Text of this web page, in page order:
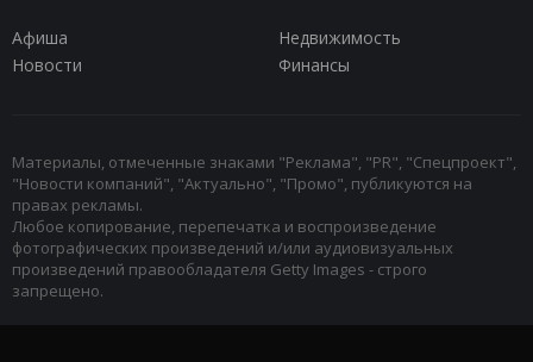
Афиша
Недвижимость
Новости
Финансы
Материалы, отмеченные знаками "Реклама", "PR", "Спецпроект",
"Новости компаний", "Актуально", "Промо", публикуются на
правах рекламы.
Любое копирование, перепечатка и воспроизведение
фотографических произведений и/или аудиовизуальных
произведений правообладателя Getty Images - строго
запрещено.